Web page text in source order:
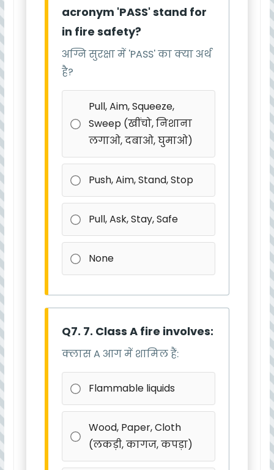
acronym 'PASS' stand for
in fire safety?
अग्नि सुरक्षा में 'PASS' का क्या अर्थ
है?
Pull, Aim, Squeeze,
Sweep (खींचो, निशाना
लगाओ, दबाओ, घुमाओ)
Push, Aim, Stand, Stop
Pull, Ask, Stay, Safe
None
Q7. 7. Class A fire involves:
क्लास A आग में शामिल हैं:
Flammable liquids
Wood, Paper, Cloth
(लकड़ी, कागज, कपड़ा)